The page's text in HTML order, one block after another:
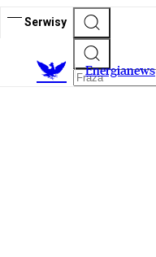
Serwisy
Energianews